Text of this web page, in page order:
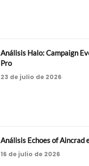
Análisis Halo: Campaign
Pro
23 de julio de 2026
Análisis Echoes of Aincrad
16 de julio de 2026